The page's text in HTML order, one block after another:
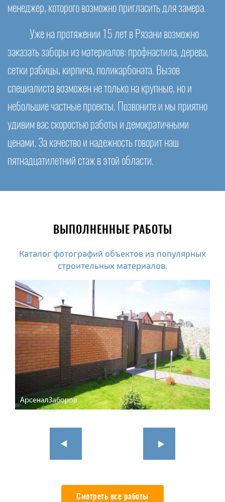
менеджер, которого возможно пригласить для замера.
Уже на протяжении 15 лет в Рязани возможно
заказать заборы из материалов: профнастила, дерева,
сетки рабицы, кирпича, поликарбоната. Вызов
специалиста возможен не только на крупные, но и
небольшие частные проекты. Позвоните и мы приятно
удивим вас скоростью работы и демократичными
ценами. За качество и надежность говорит наш
пятнадцатилетний стаж в этой области.
ВЫПОЛНЕННЫЕ РАБОТЫ
Каталог фотографий объектов из популярных
строительных материалов.
Смотреть все работы